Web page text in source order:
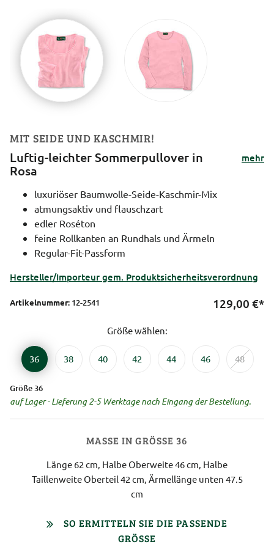
MIT SEIDE UND KASCHMIR!
Luftig-leichter Sommerpullover in
Rosa
mehr
luxuriöser Baumwolle-Seide-Kaschmir-Mix
atmungsaktiv und flauschzart
edler Roséton
feine Rollkanten an Rundhals und Ärmeln
Regular-Fit-Passform
Hersteller/Importeur gem. Produktsicherheitsverordnung
Artikelnummer: 12-2541 129,00 €*
Größe wählen:
36 38 40 42 44 46 48
Größe 36
auf Lager - Lieferung 2-5 Werktage nach Eingang der Bestellung.
MASSE IN GRÖSSE 36
Länge 62 cm, Halbe Oberweite 46 cm, Halbe
Taillenweite Oberteil 42 cm, Ärmellänge unten 47.5
cm
SO ERMITTELN SIE DIE PASSENDE
GRÖSSE